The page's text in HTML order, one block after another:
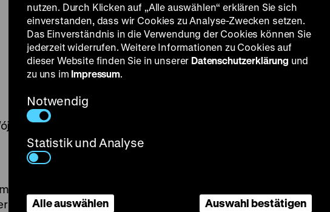
Fred Delmare, 124’
die ich gern
als meine
nutzen. Durch Klicken auf „Alle auswählen“ erklären Sie sich
einverstanden, dass wir Cookies zu Analyse-Zwecken setzen.
Das Einverständnis in die Verwendung der Cookies können Sie
jederzeit widerrufen. Weitere Informationen zu Cookies auf
dieser Website finden Sie in unserer Datenschutzerklärung und
zu uns im Impressum.
Notwendig
Statistik und Analyse
Alle auswählen Auswahl bestätigen